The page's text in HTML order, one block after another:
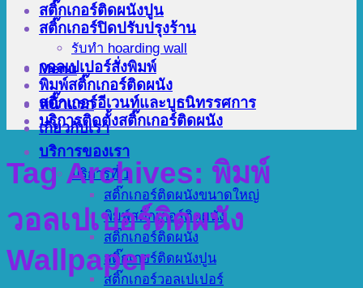
Menu
หน้าแรก
เกี่ยวกับเรา
บริการของเรา
บริการที่ 1
สติ๊กเกอร์ติดผนังขนาดใหญ่
พิมพ์สติ๊กเกอร์ติดผนัง
สติ๊กเกอร์ติดผนัง
สติ๊กเกอร์ติดผนังปูน
สติ๊กเกอร์วอลเปเปอร์
สติ๊กเกอร์ติดผนังปูน
สติ๊กเกอร์ปิดปรับปรุงร้าน
รับทำ hoarding wall
วอลเปเปอร์สั่งพิมพ์
พิมพ์สติ๊กเกอร์ติดผนัง
สติ๊กเกอร์อีเวนท์และบูธนิทรรศการ
บริการติดตั้งสติ๊กเกอร์ติดผนัง
Tag Archives: พิมพ์
วอลเปเปอร์ติดผนัง
Wallpaper